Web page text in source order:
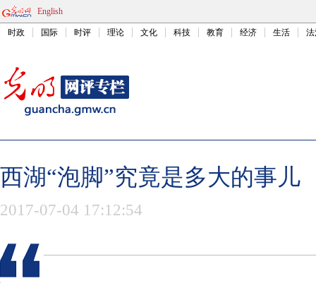
English
时政 国际 时评 理论 文化 科技 教育 经济 生活
西湖“泡脚”究竟是多大的事儿
2017-07-04 17:12:54